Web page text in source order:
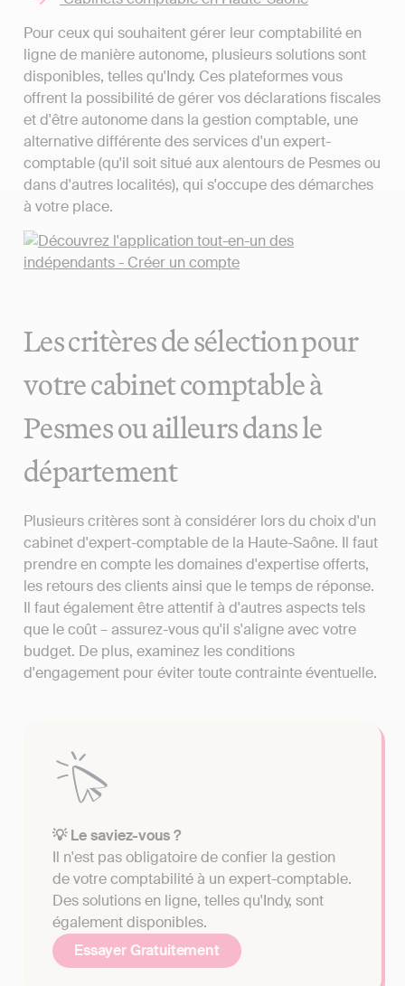
Pour ceux qui souhaitent gérer leur comptabilité en
ligne de manière autonome, plusieurs solutions sont
disponibles, telles qu'Indy. Ces plateformes vous
offrent la possibilité de gérer vos déclarations fiscales
et d'être autonome dans la gestion comptable, une
alternative différente des services d'un expert-
comptable (qu'il soit situé aux alentours de Pesmes ou
dans d'autres localités), qui s'occupe des démarches
à votre place.
Les critères de sélection pour
votre cabinet comptable à
Pesmes ou ailleurs dans le
département
Plusieurs critères sont à considérer lors du choix d'un
cabinet d'expert-comptable de la Haute-Saône. Il faut
prendre en compte les domaines d'expertise offerts,
les retours des clients ainsi que le temps de réponse.
Il faut également être attentif à d'autres aspects tels
que le coût – assurez-vous qu'il s'aligne avec votre
budget. De plus, examinez les conditions
d'engagement pour éviter toute contrainte éventuelle.
💡 Le saviez-vous ?
Il n'est pas obligatoire de confier la gestion
de votre comptabilité à un expert-comptable.
Des solutions en ligne, telles qu'Indy, sont
également disponibles.
Essayer Gratuitement